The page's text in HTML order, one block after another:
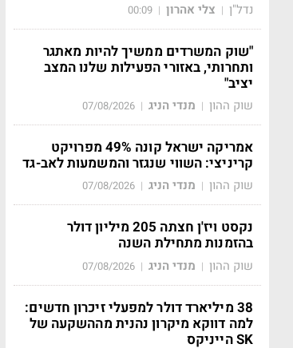
נדל"ן | צלי אהרון |
00:09
"שוק המשרדים ממשיך להיות מאתגר
ותחרותי, באזורי הפעילות שלנו המצב
יציב"
שוק ההון | מנדי הניג |
07/08/2026
אמריקה ישראל קונה 49% מפרויקט
קריניצי: השווי שנגזר והמשמעות לאב-גד
שוק ההון | מנדי הניג |
07/08/2026
נקסט ויז'ן חצתה 205 מיליון דולר
בהזמנות מתחילת השנה
שוק ההון | מנדי הניג |
07/08/2026
38 מיליארד דולר למפעלי זיכרון חדשים:
למה דווקא מיקרון נהנית מההשקעה של
SK הייניקס